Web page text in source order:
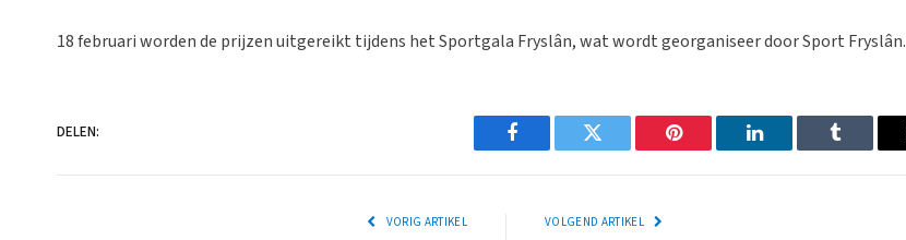
18 februari worden de prijzen uitgereikt tijdens het Sportgala Fryslân, wat wordt georganiseer door Sport Fryslân.
DELEN:
Facebook Twitter Pinterest LinkedIn Tumblr
VORIG ARTIKEL VOLGEND ARTIKEL